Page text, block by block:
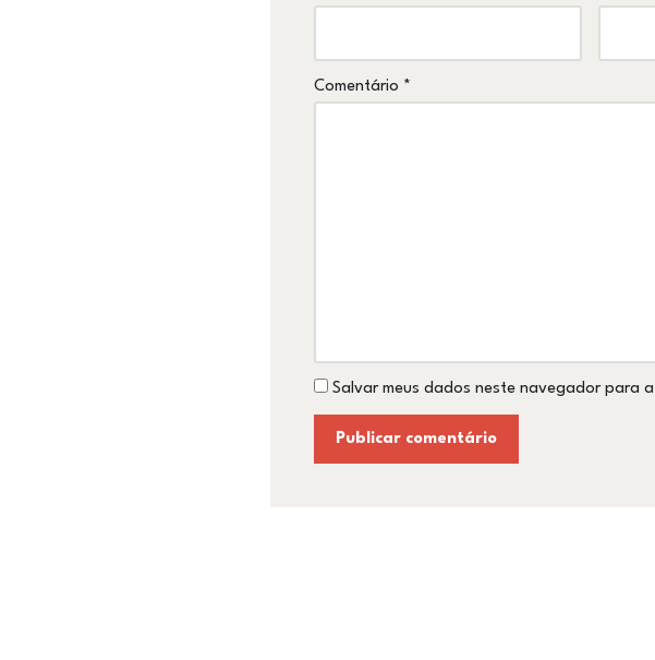
Comentário *
Salvar meus dados neste navegador para